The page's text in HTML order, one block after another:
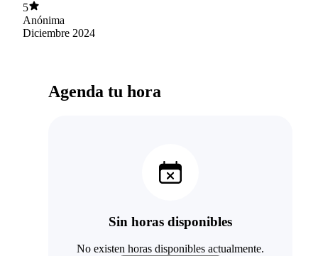
5
Anónima
Diciembre 2024
Agenda tu hora
Sin horas disponibles
No existen horas disponibles actualmente.